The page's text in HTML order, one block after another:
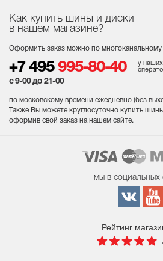
Как купить шины и диски
в нашем магазине?
Оформить заказ можно по многоканальному
+7 495 995-80-40
у наших
с 9-00 до 21-00
по московскому времени ежедневно (без
Также Вы можете круглосуточно купить
оформив свой заказ на нашем сайте.
мы в социальных
Рейтинг